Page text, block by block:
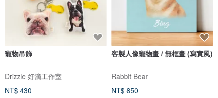
寵物吊飾
Drizzle 好滴工作室
NT$ 430
客製人像寵物畫 / 無框畫 (寫實風)
Rabbit Bear
NT$ 850